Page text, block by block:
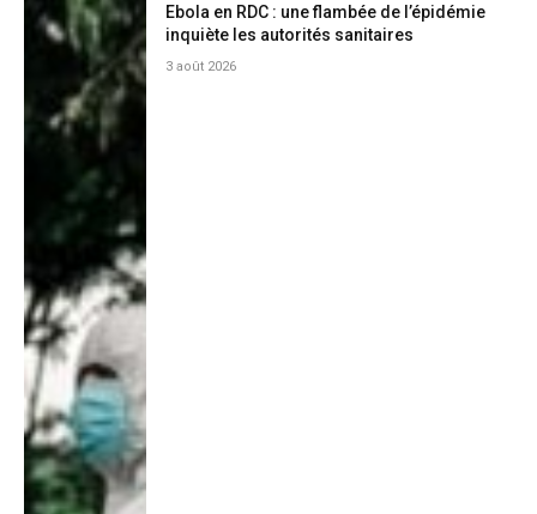
Ebola en RDC : une flambée de l’épidémie
inquiète les autorités sanitaires
3 août 2026